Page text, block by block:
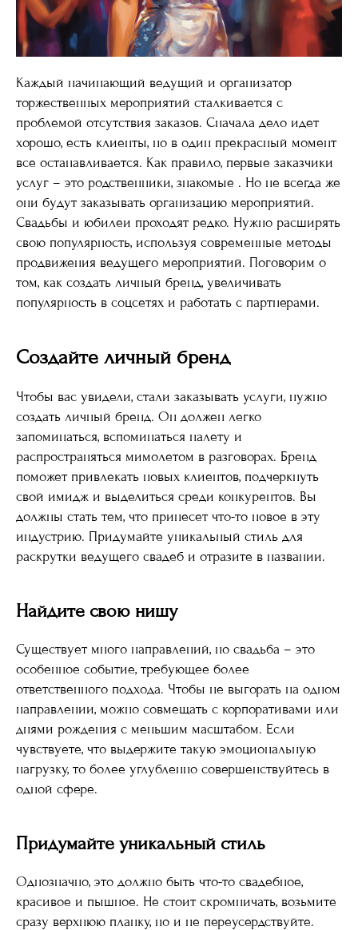
Каждый начинающий ведущий и организатор
торжественных мероприятий сталкивается с
проблемой отсутствия заказов. Сначала дело идет
хорошо, есть клиенты, но в один прекрасный момент
все останавливается. Как правило, первые заказчики
услуг – это родственники, знакомые . Но не всегда же
они будут заказывать организацию мероприятий.
Свадьбы и юбилеи проходят редко. Нужно расширять
свою популярность, используя современные методы
продвижения ведущего мероприятий. Поговорим о
том, как создать личный бренд, увеличивать
популярность в соцсетях и работать с партнерами.
Создайте личный бренд
Чтобы вас увидели, стали заказывать услуги, нужно
создать личный бренд. Он должен легко
запоминаться, вспоминаться налету и
распространяться мимолетом в разговорах. Бренд
поможет привлекать новых клиентов, подчеркнуть
свой имидж и выделиться среди конкурентов. Вы
должны стать тем, что принесет что-то новое в эту
индустрию. Придумайте уникальный стиль для
раскрутки ведущего свадеб и отразите в названии.
Найдите свою нишу
Существует много направлений, но свадьба – это
особенное событие, требующее более
ответственного подхода. Чтобы не выгорать на одном
направлении, можно совмещать с корпоративами или
днями рождения с меньшим масштабом. Если
чувствуете, что выдержите такую эмоциональную
нагрузку, то более углубленно совершенствуйтесь в
одной сфере.
Придумайте уникальный стиль
Однозначно, это должно быть что-то свадебное,
красивое и пышное. Не стоит скромничать, возьмите
сразу верхнюю планку, но и не переусердствуйте.